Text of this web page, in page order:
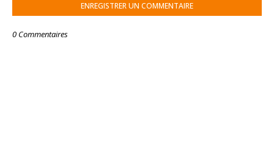
ENREGISTRER UN COMMENTAIRE
0 Commentaires